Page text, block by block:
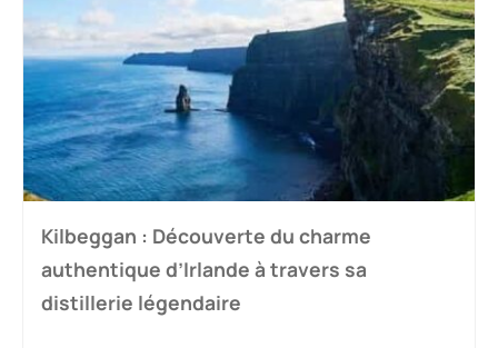
Kilbeggan : Découverte du charme
authentique d’Irlande à travers sa
distillerie légendaire